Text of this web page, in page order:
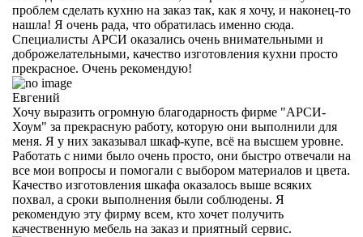
проблем сделать кухню на заказ так, как я хочу, и наконец-то
нашла! Я очень рада, что обратилась именно сюда.
Специалисты АРСИ оказались очень внимательными и
доброжелательными, качество изготовления кухни просто
прекрасное. Очень рекомендую!
Евгений
Хочу выразить огромную благодарность фирме "АРСИ-
Хоум" за прекрасную работу, которую они выполнили для
меня. Я у них заказывал шкаф-купе, всё на высшем уровне.
Работать с ними было очень просто, они быстро отвечали на
все мои вопросы и помогали с выбором материалов и цвета.
Качество изготовления шкафа оказалось выше всяких
похвал, а сроки выполнения были соблюдены. Я
рекомендую эту фирму всем, кто хочет получить
качественную мебель на заказ и приятный сервис.